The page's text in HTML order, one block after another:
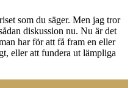
som du säger. Men jag tror
diskussion nu. Nu är det
har för att få fram en eller
eller att fundera ut lämpliga